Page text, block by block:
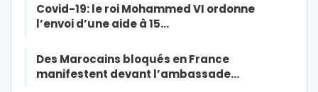
Covid-19: le roi Mohammed VI ordonne
l’envoi d’une aide à 15…
Des Marocains bloqués en France
manifestent devant l’ambassade…